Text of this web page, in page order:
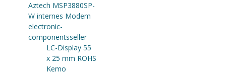
Aztech MSP3880SP-
W internes Modem
electronic-
componentsseller
LC-Display 55
x 25 mm ROHS
Kemo